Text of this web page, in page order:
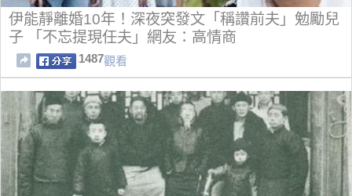
伊能靜離婚10年！深夜突發文「稱讚前夫」勉勵兒
子 「不忘提現任夫」網友：高情商
1487觀看